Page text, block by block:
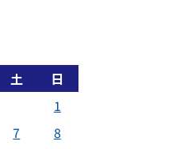
土
日
1
7
8